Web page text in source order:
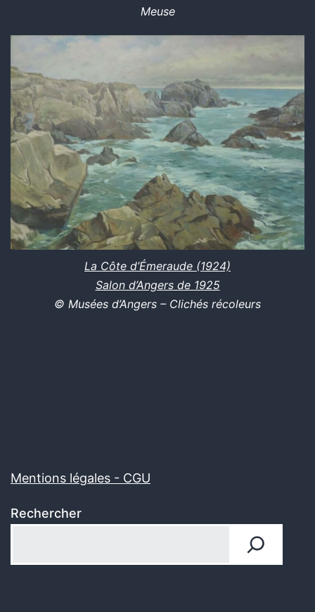
Meuse
La Côte d’Émeraude (1924)
Salon d’Angers de 1925
© Musées d’Angers – Clichés récoleurs
Mentions légales - CGU
Rechercher